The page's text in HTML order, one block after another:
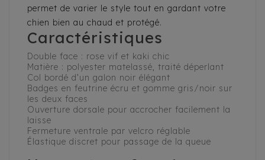
permet de varier le style tout en gardant votre
chien bien au chaud et protégé.
Caractéristiques
Double face : rose vif et kaki chic
Matière : polyester matelassé, traité déperlant
Col bordé d’un galon noir élégant
Badges en feutrine écru et gomme gris/noir sur
les deux faces
Ouverture dorsale pour accrocher facilement la
laisse
Fermeture ventrale par velcro réglable
Élastique discret pour passage de la queue